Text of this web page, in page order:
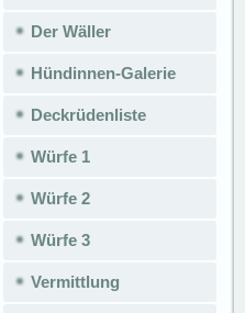
Der Wäller
Hündinnen-Galerie
Deckrüdenliste
Würfe 1
Würfe 2
Würfe 3
Vermittlung